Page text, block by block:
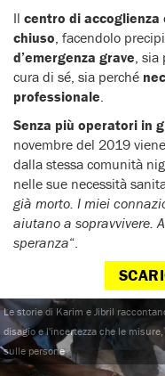
Il centro di accoglienza
chiuso, facendolo
d’emergenza grave, sia
cura di sé, sia perché
professionale.
Senza più operatori in
novembre del 2019
dalla stessa comunità
nelle sue necessità
già morto. I miei
aiutano a sopravvivere.
speranza“.
Le storie di Karim e Jibril
disagio e l'incertezza che le
sulle persone